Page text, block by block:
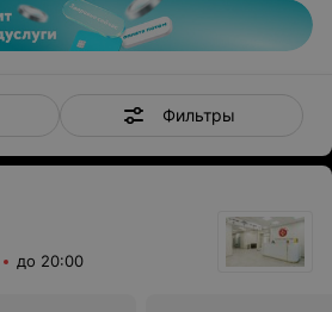
Фильтры
до 20:00